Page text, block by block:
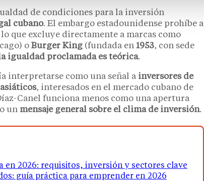
de condiciones para la inversión
cubano. El embargo estadounidense prohíbe a
que excluye directamente a marcas como
o Burger King (fundada en 1953, con sede
igualdad proclamada es teórica.
interpretarse como una señal a inversores de
, interesados en el mercado cubano de
Canel funciona menos como una apertura
un mensaje general sobre el clima de inversión.
2026: requisitos, inversión y sectores clave
guía práctica para emprender en 2026